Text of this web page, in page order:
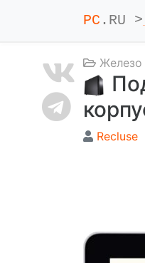
PC .RU >
Железо
Recluse